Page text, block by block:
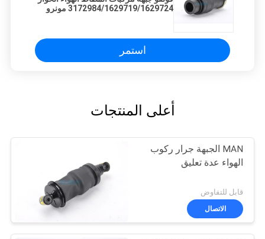
3172984/1629719/1629724 مونرو
استمر
أعلى المنتجات
MAN الجبهة جرار ركوب
الهواء عدة تعليق
قابل للتفاوض
الاتصال